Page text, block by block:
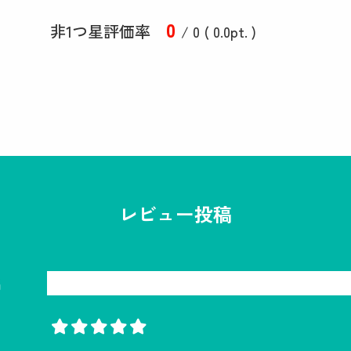
非1つ星評価率 0 / 0 ( 0.0pt. )
レビュー投稿